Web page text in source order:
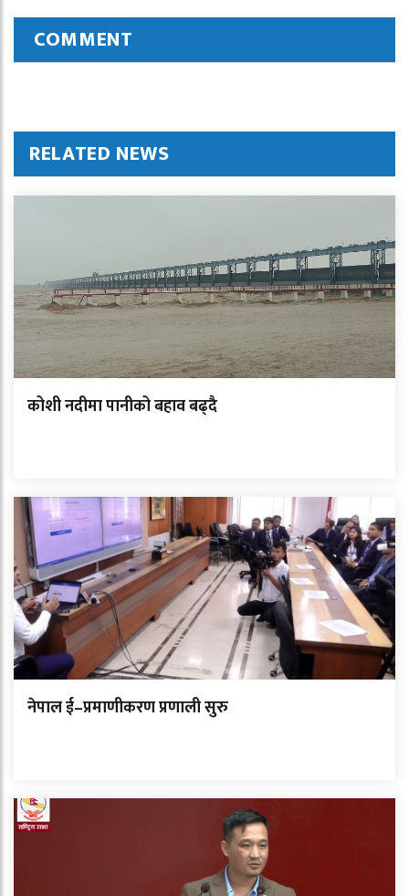
COMMENT
RELATED NEWS
कोशी नदीमा पानीको बहाव बढ्दै
नेपाल ई–प्रमाणीकरण प्रणाली सुरु